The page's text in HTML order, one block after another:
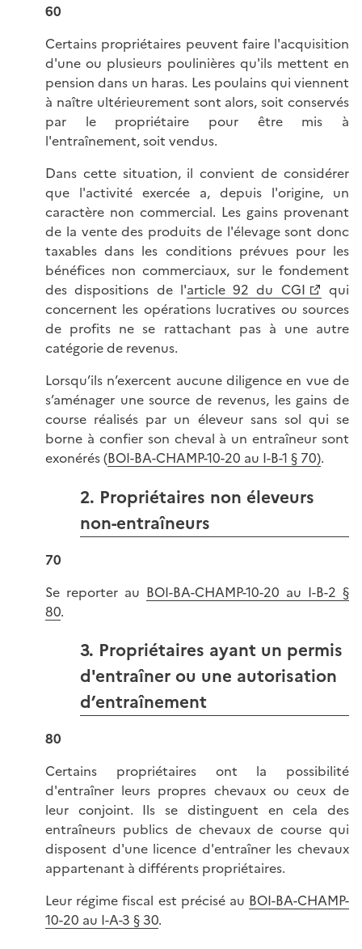
60
Certains propriétaires peuvent faire l'acquisition
d'une ou plusieurs poulinières qu'ils mettent en
pension dans un haras. Les poulains qui viennent
à naître ultérieurement sont alors, soit conservés
par le propriétaire pour être mis à
l'entraînement, soit vendus.
Dans cette situation, il convient de considérer
que l'activité exercée a, depuis l'origine, un
caractère non commercial. Les gains provenant
de la vente des produits de l'élevage sont donc
taxables dans les conditions prévues pour les
bénéfices non commerciaux, sur le fondement
des dispositions de l'article 92 du CGI
qui
concernent les opérations lucratives ou sources
de profits ne se rattachant pas à une autre
catégorie de revenus.
Lorsqu’ils n’exercent aucune diligence en vue de
s’aménager une source de revenus, les gains de
course réalisés par un éleveur sans sol qui se
borne à confier son cheval à un entraîneur sont
exonérés (BOI-BA-CHAMP-10-20 au I-B-1 § 70).
2. Propriétaires non éleveurs
non-entraîneurs
70
Se reporter au BOI-BA-CHAMP-10-20 au I-B-2 §
80.
3. Propriétaires ayant un permis
d'entraîner ou une autorisation
d’entraînement
80
Certains propriétaires ont la possibilité
d'entraîner leurs propres chevaux ou ceux de
leur conjoint. Ils se distinguent en cela des
entraîneurs publics de chevaux de course qui
disposent d'une licence d'entraîner les chevaux
appartenant à différents propriétaires.
Leur régime fiscal est précisé au BOI-BA-CHAMP-
10-20 au I-A-3 § 30.